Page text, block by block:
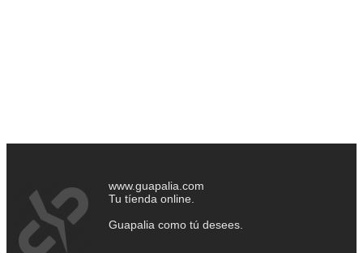
www.guapalia.com
Tu tíenda online.
Guapalia como tú desees.